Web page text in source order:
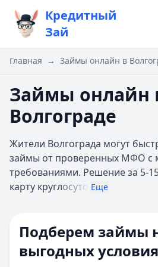
Кредитный
Зай
Главная → Займы онлайн в
Займы онлайн
Волгограде
Жители Волгограда могут
займы от проверенных МФО с
требованиями. Решение за 5-
карту круглосуто Еще
Подберем займы
выгодных